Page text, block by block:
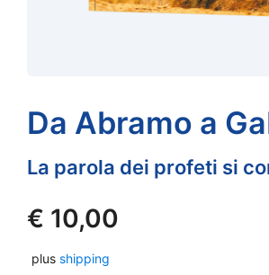
Da Abramo a
La parola dei profeti si
€ 10,00
plus shipping